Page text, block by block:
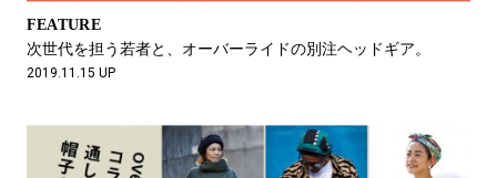
FEATURE
次世代を担う若者と、 オーバーライドの別注ヘッドギア。
2019.11.15 UP